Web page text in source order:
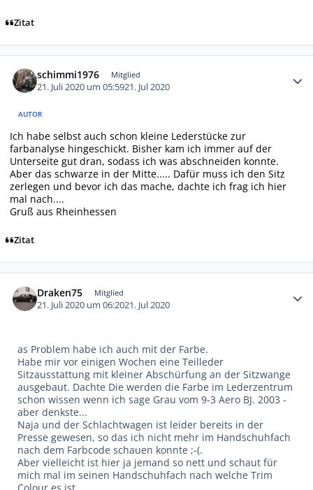
Zitat
schimmi1976 Mitglied
21. Juli 2020 um 05:5921. Jul 2020
AUTOR
Ich habe selbst auch schon kleine Lederstücke zur
farbanalyse hingeschickt. Bisher kam ich immer auf der
Unterseite gut dran, sodass ich was abschneiden konnte.
Aber das schwarze in der Mitte..... Dafür muss ich den Sitz
zerlegen und bevor ich das mache, dachte ich frag ich hier
mal nach....
Gruß aus Rheinhessen
Zitat
Draken75 Mitglied
21. Juli 2020 um 06:2021. Jul 2020
as Problem habe ich auch mit der Farbe.
Habe mir vor einigen Wochen eine Teilleder
Sitzausstattung mit kleiner Abschürfung an der Sitzwange
ausgebaut. Dachte Die werden die Farbe im Lederzentrum
schon wissen wenn ich sage Grau vom 9-3 Aero BJ. 2003 -
aber denkste...
Naja und der Schlachtwagen ist leider bereits in der
Presse gewesen, so das ich nicht mehr im Handschuhfach
nach dem Farbcode schauen konnte ;-(.
Aber vielleicht ist hier ja jemand so nett und schaut für
mich mal im seinen Handschuhfach nach welche Trim